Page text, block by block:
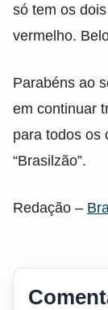
só tem os
vermelho.
Parabéns ao
em continuar
para todos os
“Brasilzão”.
Redação –